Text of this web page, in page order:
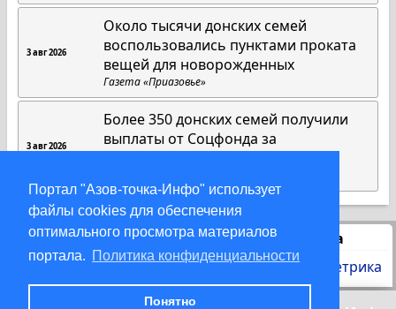
Портал "Азов-точка-Инфо" использует
файлы cookies для обеспечения
оптимального просмотра материалов
портала. Политика конфиденциальности
Понятно
3 авг 2026
Около тысячи донских семей
воспользовались пунктами проката
вещей для новорожденных
Газета «Приазовье»
3 авг 2026
Более 350 донских семей получили
выплаты от Соцфонда за
Статистика